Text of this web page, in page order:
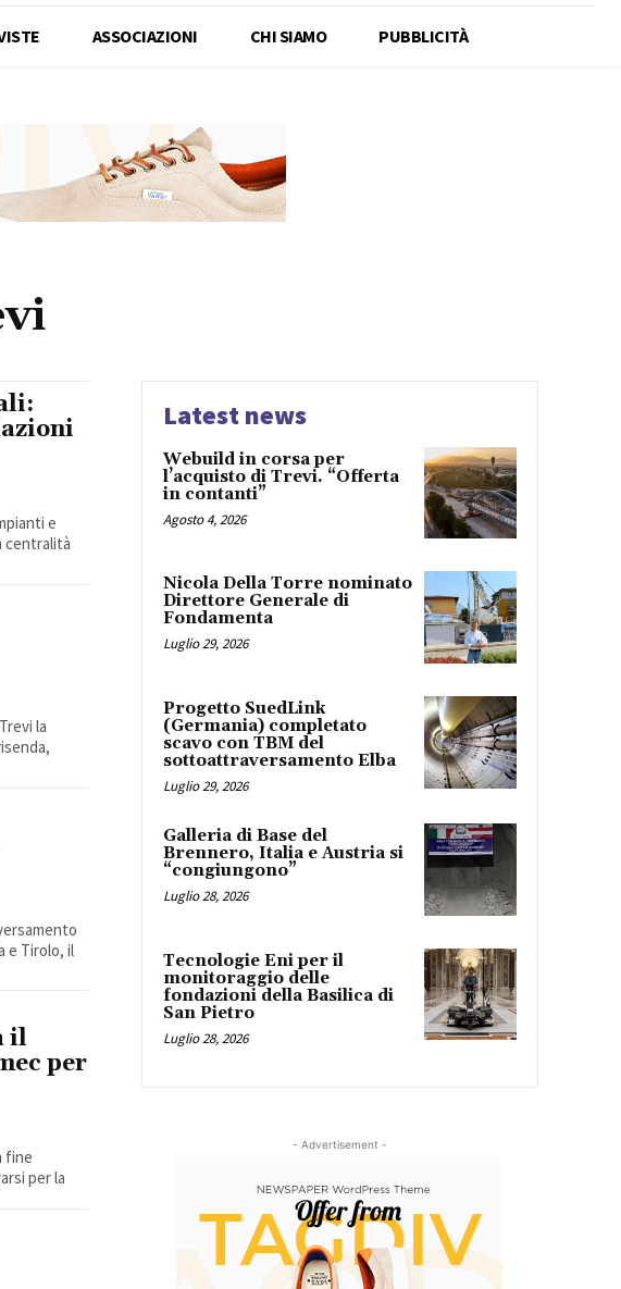
ASSOCIAZIONI CHI SIAMO PUBBLICITÀ
e
centralità
la
e Tirolo, il
il
per
fine
per la
Latest news
Webuild in corsa per
l’acquisto di Trevi. “Offerta
in contanti”
Agosto 4, 2026
Nicola Della Torre nominato
Direttore Generale di
Fondamenta
Luglio 29, 2026
Progetto SuedLink
(Germania) completato
scavo con TBM del
sottoattraversamento Elba
Luglio 29, 2026
Galleria di Base del
Brennero, Italia e Austria si
“congiungono”
Luglio 28, 2026
Tecnologie Eni per il
monitoraggio delle
fondazioni della Basilica di
San Pietro
Luglio 28, 2026
- Advertisement -